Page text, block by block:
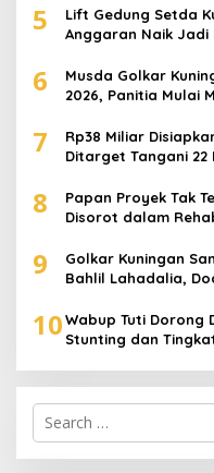
5
Lift Gedung Setda
Anggaran Naik Jadi
6
Musda Golkar
2026, Panitia Mulai
7
Rp38 Miliar
Ditarget Tangani 22
8
Papan Proyek Tak
Disorot dalam
9
Golkar Kuningan
Bahlil Lahadalia,
10Wabup Tuti Dorong
Stunting dan
Search
for: